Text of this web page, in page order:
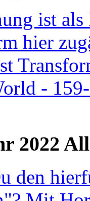
ist
hier
-
2022
den